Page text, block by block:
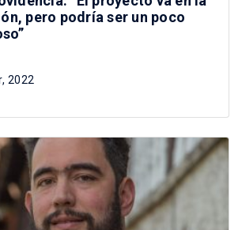
pero podría ser un poco
2022